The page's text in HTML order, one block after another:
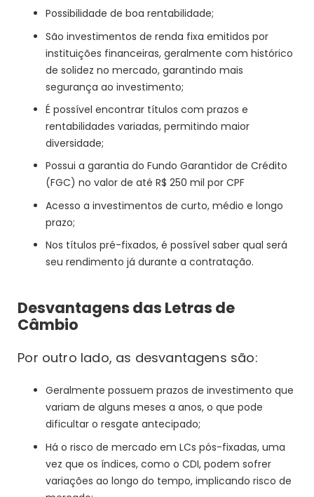
Possibilidade de boa rentabilidade;
São investimentos de renda fixa emitidos por
instituições financeiras, geralmente com histórico
de solidez no mercado, garantindo mais
segurança ao investimento;
É possível encontrar títulos com prazos e
rentabilidades variadas, permitindo maior
diversidade;
Possui a garantia do Fundo Garantidor de Crédito
(FGC) no valor de até R$ 250 mil por CPF
Acesso a investimentos de curto, médio e longo
prazo;
Nos títulos pré-fixados, é possível saber qual será
seu rendimento já durante a contratação.
Desvantagens das Letras de
Câmbio
Por outro lado, as desvantagens são:
Geralmente possuem prazos de investimento que
variam de alguns meses a anos, o que pode
dificultar o resgate antecipado;
Há o risco de mercado em LCs pós-fixadas, uma
vez que os índices, como o CDI, podem sofrer
variações ao longo do tempo, implicando risco de